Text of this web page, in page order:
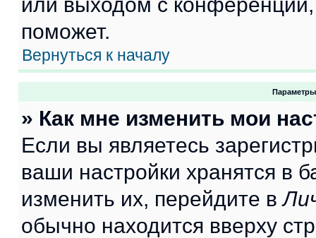
поможет.
Вернуться к началу
Параметры
» Как мне изменить мои
Если вы являетесь
ваши настройки хранятся в
изменить их, перейдите в
обычно находится вверху